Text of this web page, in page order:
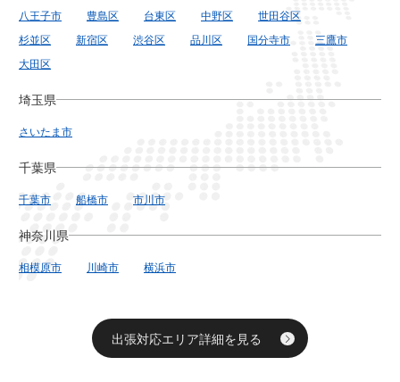
八王子市
豊島区 台東区 中野区
世田谷区
杉並区
新宿区 渋谷区 品川区 国分寺市
三鷹市
大田区
埼玉県
さいたま市
千葉県
千葉市 船橋市 市川市
神奈川県
相模原市 川崎市 横浜市
出張対応エリア詳細を見る